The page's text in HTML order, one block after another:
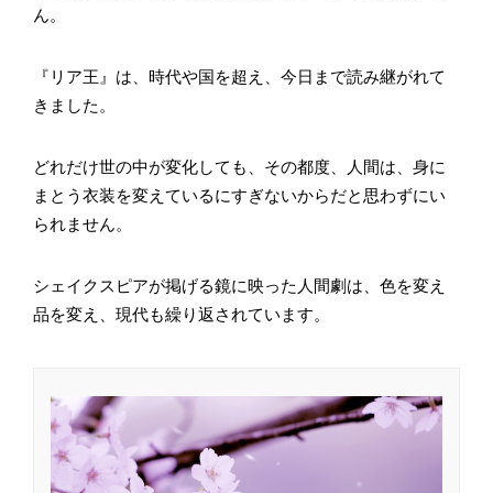
ん。
『リア王』は、時代や国を超え、今日まで読み継がれて
きました。
どれだけ世の中が変化しても、その都度、人間は、身に
まとう衣装を変えているにすぎないからだと思わずにい
られません。
シェイクスピアが掲げる鏡に映った人間劇は、色を変え
品を変え、現代も繰り返されています。